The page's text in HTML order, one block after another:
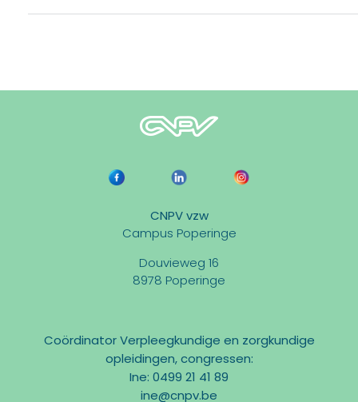
CNPV vzw
Campus Poperinge
Douvieweg 16
8978 Poperinge
Coördinator Verpleegkundige en zorgkundige
opleidingen, congressen:
Ine: 0499 21 41 89
ine@cnpv.be